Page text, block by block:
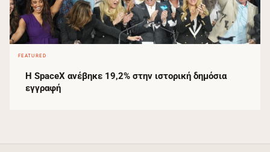
FEATURED
Η SpaceX ανέβηκε 19,2% στην ιστορική δημόσια
εγγραφή